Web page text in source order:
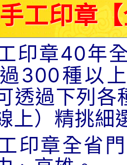
工印章
印章40年
300種以
透過下列各
上）精挑細
印章全省